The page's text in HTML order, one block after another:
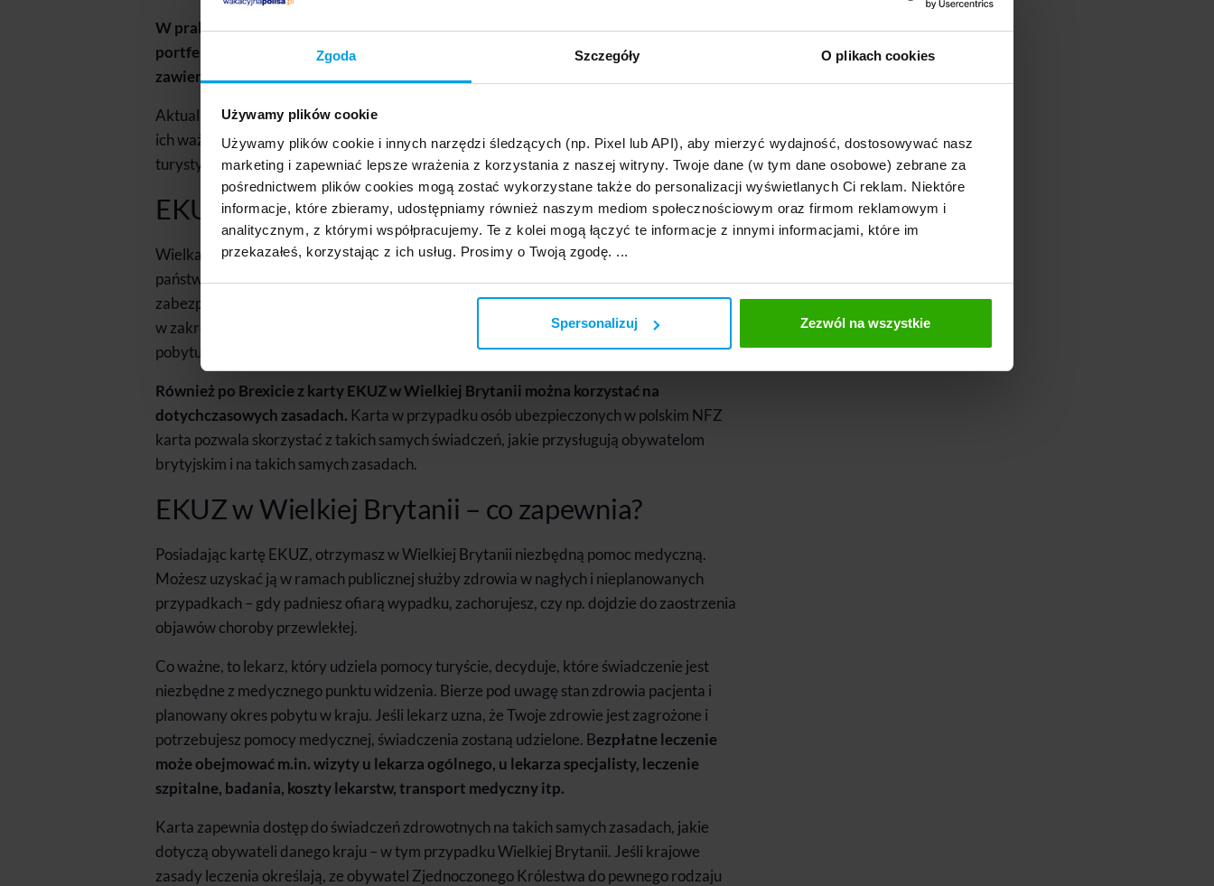
Zgoda Szczegóły O plikach cookies
Używamy plików cookie
Używamy plików cookie i innych narzędzi śledzących (np. Pixel lub API), aby mierzyć wydajność, dostosowywać nasz
marketing i zapewniać lepsze wrażenia z korzystania z naszej witryny. Twoje dane (w tym dane osobowe) zebrane za
pośrednictwem plików cookies mogą zostać wykorzystane także do personalizacji wyświetlanych Ci reklam. Niektóre
informacje, które zbieramy, udostępniamy również naszym mediom społecznościowym oraz firmom reklamowym i
analitycznym, z którymi współpracujemy. Te z kolei mogą łączyć te informacje z innymi informacjami, które im
przekazałeś, korzystając z ich usług. Prosimy o Twoją zgodę. ...
Spersonalizuj Zezwól na wszystkie
W praktyce karta EKUZ to niewielka, plastikowa karta, którą bez trudu zmieścisz w
portfelu wraz z innymi dokumentami. Przypomina odrobinę dowód osobisty, ale nie
zawiera fotografii.
Aktualne karty EKUZ są ważne od 3 miesięcy do nawet 20 lat – do czasu upływu terminu
ich ważności lub utraty uprawniania. Co ważne – EKUZ nie zastępuje ubezpieczenia
turystycznego. Jej zakres działania jest znacznie węższy.
EKUZ w Wielkiej Brytanii a Brexit
Wielka Brytania wyszła z Unii Europejskiej w 2020 r. Umowa wyjścia spowodowała, że
państwo to przestały obowiązywać przepisy europejskie o koordynacji systemów
zabezpieczenia społecznego, dotyczące także świadczeń zdrowotnych. Co jednak ważne,
w zakresie korzystania z opieki zdrowotnej na bazie karty EKUZ, podczas tymczasowego
pobytu w Zjednoczonym Królestwie, nie zaszły zasadnicze zmiany.
Również po Brexicie z karty EKUZ w Wielkiej Brytanii można korzystać na
dotychczasowych zasadach. Karta w przypadku osób ubezpieczonych w polskim NFZ
karta pozwala skorzystać z takich samych świadczeń, jakie przysługują obywatelom
brytyjskim i na takich samych zasadach.
EKUZ w Wielkiej Brytanii – co zapewnia?
Posiadając kartę EKUZ, otrzymasz w Wielkiej Brytanii niezbędną pomoc medyczną.
Możesz uzyskać ją w ramach publicznej służby zdrowia w nagłych i nieplanowanych
przypadkach – gdy padniesz ofiarą wypadku, zachorujesz, czy np. dojdzie do zaostrzenia
objawów choroby przewlekłej.
Co ważne, to lekarz, który udziela pomocy turyście, decyduje, które świadczenie jest
niezbędne z medycznego punktu widzenia. Bierze pod uwagę stan zdrowia pacjenta i
planowany okres pobytu w kraju. Jeśli lekarz uzna, że Twoje zdrowie jest zagrożone i
potrzebujesz pomocy medycznej, świadczenia zostaną udzielone. Bezpłatne leczenie
może obejmować m.in. wizyty u lekarza ogólnego, u lekarza specjalisty, leczenie
szpitalne, badania, koszty lekarstw, transport medyczny itp.
Karta zapewnia dostęp do świadczeń zdrowotnych na takich samych zasadach, jakie
dotyczą obywateli danego kraju – w tym przypadku Wielkiej Brytanii. Jeśli krajowe
zasady leczenia określają, ze obywatel Zjednoczonego Królestwa do pewnego rodzaju